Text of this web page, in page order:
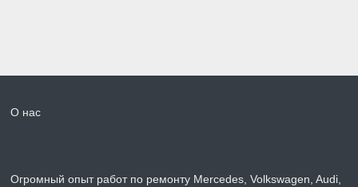
О нас
Огромный опыт работ по ремонту Mercedes, Volkswagen, Audi,